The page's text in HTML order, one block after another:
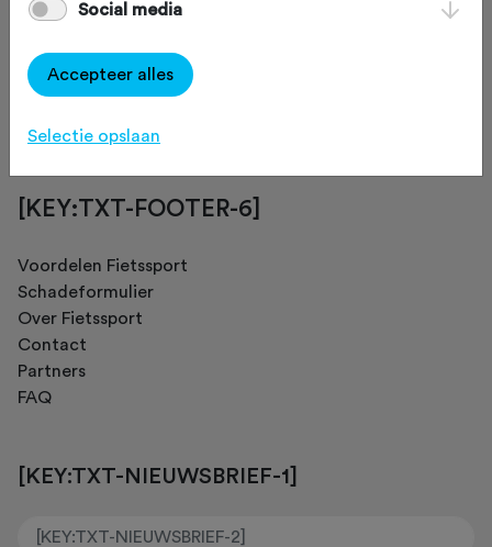
[KEY:TXT-FOOTER-3]
[KEY:TXT-FOOTER-4]
[KEY:TXT-FOOTER-6]
Voordelen Fietssport
Schadeformulier
Over Fietssport
Contact
Partners
FAQ
[KEY:TXT-NIEUWSBRIEF-1]
Social media
Accepteer alles
Selectie opslaan